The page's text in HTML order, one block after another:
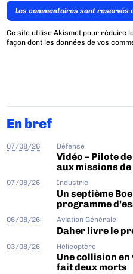
Les commentaires sont reservés
Ce site utilise Akismet pour réduire
façon dont les données de vos
En bref
07/08/26 Défense
Vidéo – Pilote
aux missions
07/08/26 Industrie
Un septième
programme
06/08/26 Aviation Générale
Daher livre le
03/08/26 Hélicoptère
Une collision en
fait deux morts